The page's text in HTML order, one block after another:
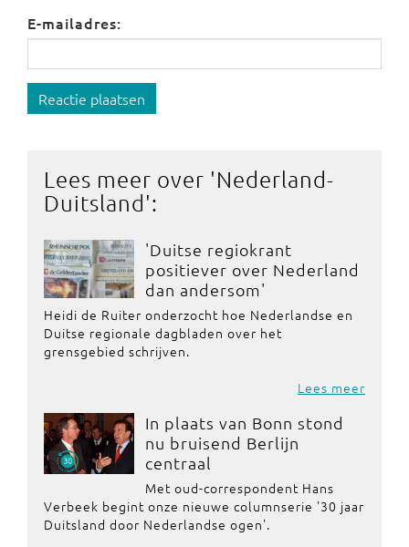
E-mailadres:
Reactie plaatsen
Lees meer over 'Nederland-
Duitsland':
'Duitse regiokrant
positiever over Nederland
dan andersom'
Heidi de Ruiter onderzocht hoe Nederlandse en
Duitse regionale dagbladen over het
grensgebied schrijven.
Lees meer
In plaats van Bonn stond
nu bruisend Berlijn
centraal
Met oud-correspondent Hans
Verbeek begint onze nieuwe columnserie '30 jaar
Duitsland door Nederlandse ogen'.